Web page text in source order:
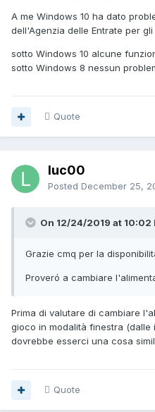
A me Windows 10 ha dato
dell'Agenzia delle Entrate per gli
sotto Windows 10 alcune
sotto Windows 8 nessun
Quote
luc00
Posted December 25,
On 12/24/2019 at 10:02
Grazie cmq per la
Proveró a cambiare
Prima di valutare di cambiare
gioco in modalità finestra (dalle
dovrebbe esserci una cosa
Quote